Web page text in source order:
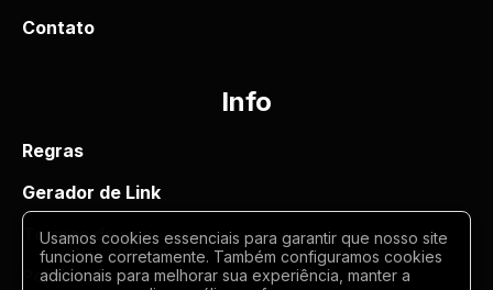
Contato
Info
Regras
Gerador de Link
Termos de uso
Politica de privacidade
Usamos cookies essenciais para garantir que nosso site
funcione corretamente. Também configuramos cookies
adicionais para melhorar sua experiência, manter a